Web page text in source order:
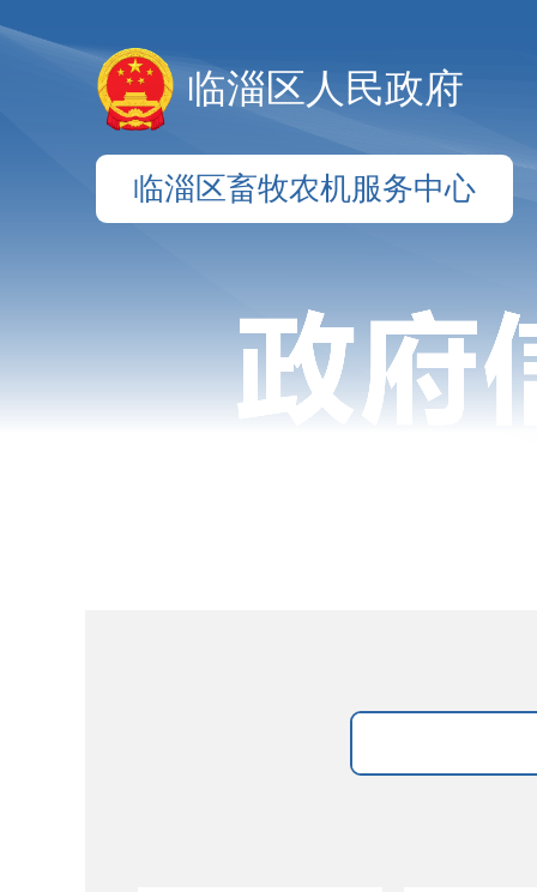
临淄区人民政府
临淄区畜牧农机服务中心